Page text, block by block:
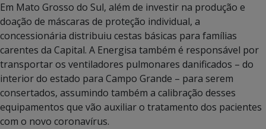
Em Mato Grosso do Sul, além de investir na produção e
doação de máscaras de proteção individual, a
concessionária distribuiu cestas básicas para famílias
carentes da Capital. A Energisa também é responsável por
transportar os ventiladores pulmonares danificados – do
interior do estado para Campo Grande – para serem
consertados, assumindo também a calibração desses
equipamentos que vão auxiliar o tratamento dos pacientes
com o novo coronavírus.